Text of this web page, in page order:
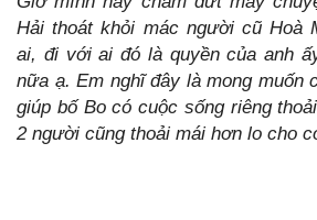
Hải thoát khỏi mác người cũ Hoà
ai, đi với ai đó là quyền của anh
nữa ạ. Em nghĩ đây là mong muốn
giúp bố Bo có cuộc sống riêng
2 người cũng thoải mái hơn lo cho